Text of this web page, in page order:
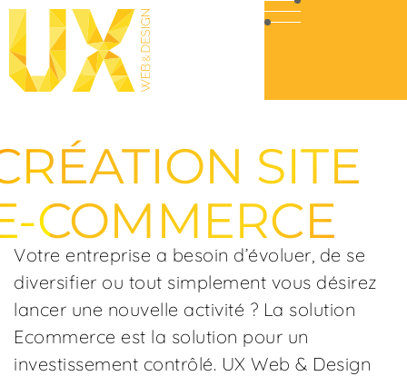
SITE
COMMERCE
Votre entreprise a besoin d’évoluer, de se
diversifier ou tout simplement vous désirez
lancer une nouvelle activité ? La solution
Ecommerce est la solution pour un
investissement contrôlé. UX Web & Design